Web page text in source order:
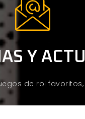
Y
de rol